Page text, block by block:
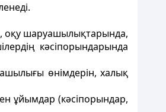
оқу шаруашылықтарында,
кәсiпорындарында
өнiмдерін, халық
ұйымдар (кәсiпорындар,